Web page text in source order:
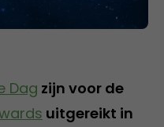
Dag zijn voor de
uitgereikt in